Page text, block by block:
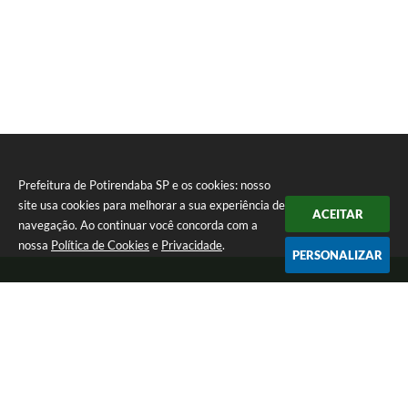
Prefeitura de Potirendaba SP e os cookies: nosso
site usa cookies para melhorar a sua experiência de
navegação. Ao continuar você concorda com a
nossa Política de Cookies e Privacidade.
ACEITAR
PERSONALIZAR